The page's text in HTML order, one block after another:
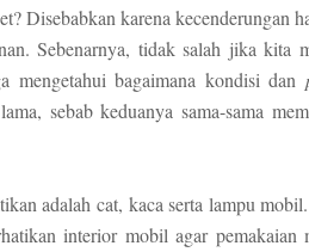
Disebabkan karena kecenderungan
Sebenarnya, tidak salah jika kita
mengetahui bagaimana kondisi dan
sebab keduanya sama-sama
adalah cat, kaca serta lampu
interior mobil agar